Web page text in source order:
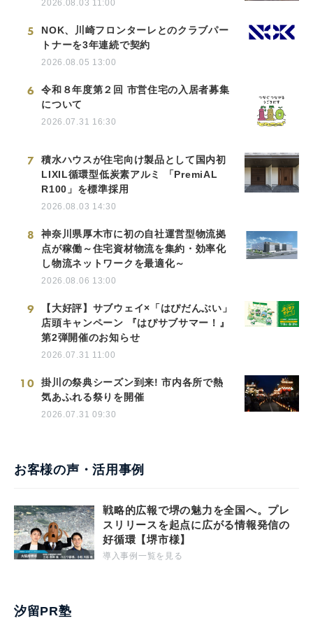
2026.08.03 11:00
5
NOK、川崎フロンターレとのクラブパー
トナーを3年連続で契約
2026.08.05 13:00
6
令和８年度第２回 市営住宅の入居者募集
について
2026.07.31 16:30
7
積水ハウスが住宅向け製品として国内初
LIXIL循環型低炭素アルミ 「PremiAL
R100」を標準採用
2026.08.03 14:30
8
神奈川県厚木市に初の自社運営型物流拠
点が稼働～住宅資材物流を集約・効率化
し物流ネットワークを最適化～
2026.08.06 13:00
9
【大好評】サブウェイ×「はぴだんぶい」
店頭キャンペーン 『はぴサブサマー！』
第2弾開催のお知らせ
2026.07.31 11:00
10
掛川の祭典シーズン到来! 市内各所で熱
気あふれる祭りを開催
2026.07.31 09:30
お客様の声・活用事例
戦略的広報で堺の魅力を全国へ。プレ
スリリースを起点に広がる情報発信の
好循環【堺市様】
導入事例一覧を見る
汐留PR塾